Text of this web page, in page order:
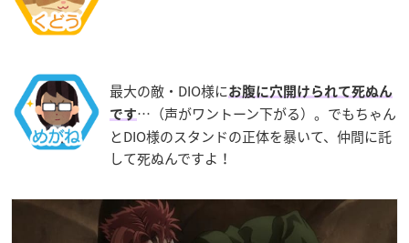
最大の敵・DIO様にお腹に穴開けられて死ぬん
です…（声がワントーン下がる）。でもちゃん
とDIO様のスタンドの正体を暴いて、仲間に託
して死ぬんですよ！